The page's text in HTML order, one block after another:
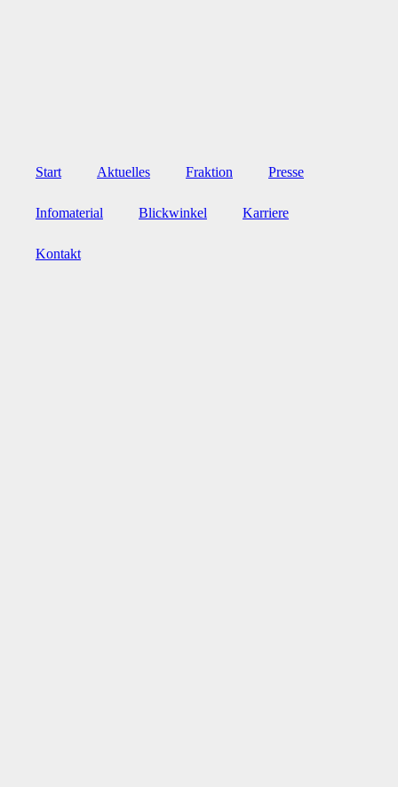
Start Aktuelles Fraktion Presse
Infomaterial Blickwinkel Karriere
Kontakt